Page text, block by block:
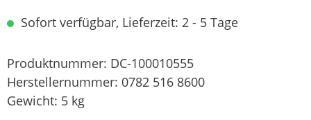
Sofort verfügbar, Lieferzeit: 2 - 5 Tage
Produktnummer: DC-100010555
Herstellernummer: 0782 516 8600
Gewicht: 5 kg